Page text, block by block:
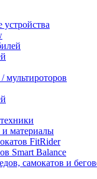
мультироторов
и материалы
FitRider
Smart Balance
самокатов и